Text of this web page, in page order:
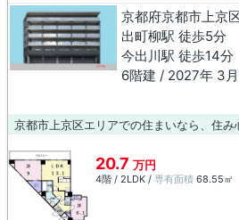
京都府京都市上京
出町柳駅 徒歩5分
今出川駅 徒歩14分
6階建 / 2027年 3
20.7 万円
4階 / 2LDK / 専有面積 68.55㎡